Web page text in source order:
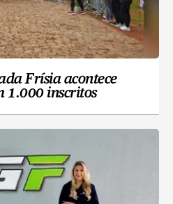
Frísia acontece
1.000 inscritos